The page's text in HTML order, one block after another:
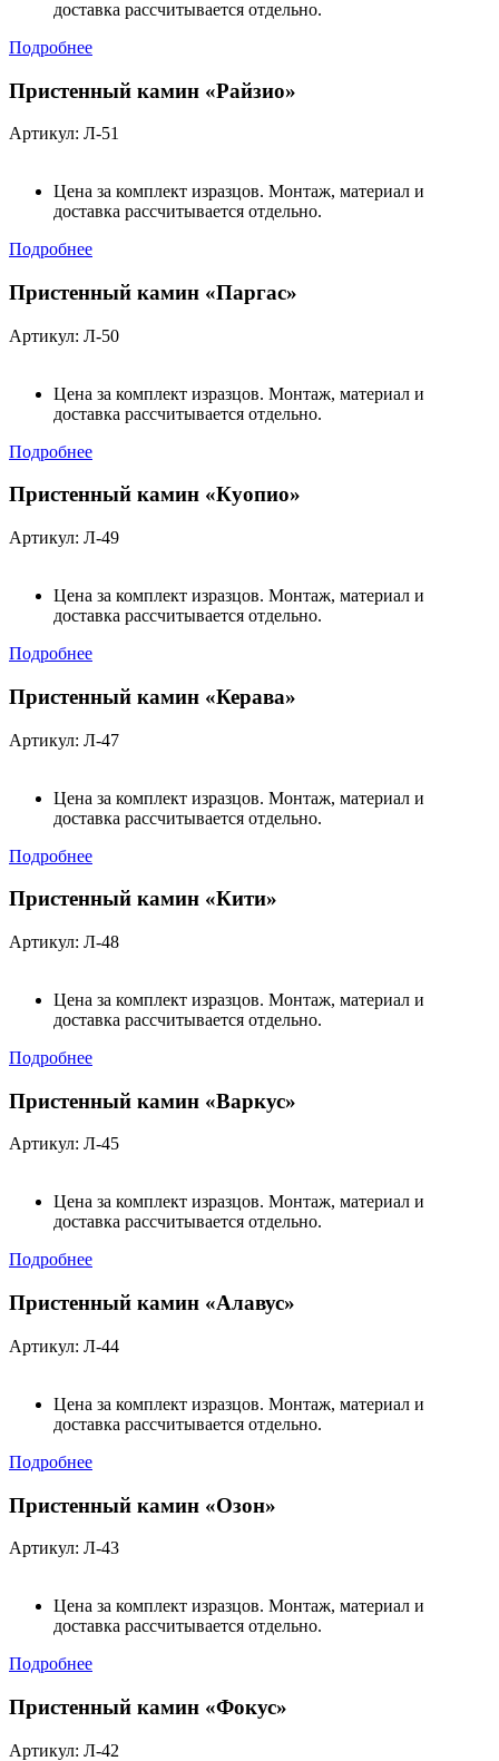
доставка рассчитывается отдельно.
Подробнее
Пристенный камин «Райзио»
Артикул: Л-51
Цена за комплект изразцов. Монтаж, материал и
доставка рассчитывается отдельно.
Подробнее
Пристенный камин «Паргас»
Артикул: Л-50
Цена за комплект изразцов. Монтаж, материал и
доставка рассчитывается отдельно.
Подробнее
Пристенный камин «Куопио»
Артикул: Л-49
Цена за комплект изразцов. Монтаж, материал и
доставка рассчитывается отдельно.
Подробнее
Пристенный камин «Керава»
Артикул: Л-47
Цена за комплект изразцов. Монтаж, материал и
доставка рассчитывается отдельно.
Подробнее
Пристенный камин «Кити»
Артикул: Л-48
Цена за комплект изразцов. Монтаж, материал и
доставка рассчитывается отдельно.
Подробнее
Пристенный камин «Варкус»
Артикул: Л-45
Цена за комплект изразцов. Монтаж, материал и
доставка рассчитывается отдельно.
Подробнее
Пристенный камин «Алавус»
Артикул: Л-44
Цена за комплект изразцов. Монтаж, материал и
доставка рассчитывается отдельно.
Подробнее
Пристенный камин «Озон»
Артикул: Л-43
Цена за комплект изразцов. Монтаж, материал и
доставка рассчитывается отдельно.
Подробнее
Пристенный камин «Фокус»
Артикул: Л-42